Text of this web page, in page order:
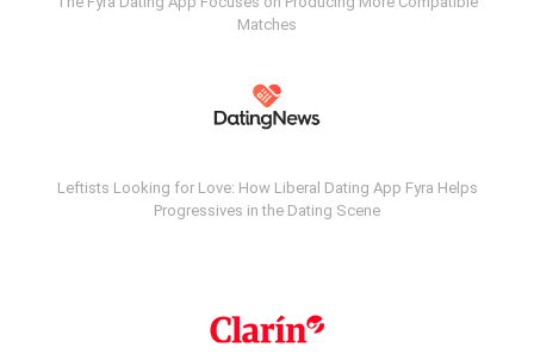
Matches
Leftists Looking for Love: How Liberal Dating App Fyra Helps
Progressives in the Dating Scene